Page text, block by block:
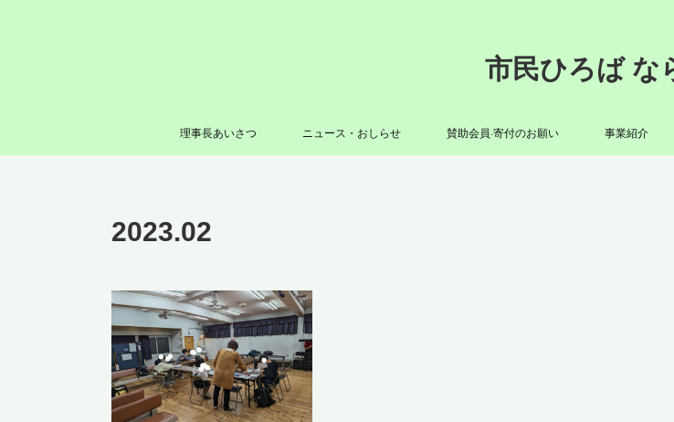
市民ひろば な
理事長あいさつ ニュース・おしらせ 賛助会員·寄付のお願い 事業紹介
2023.02